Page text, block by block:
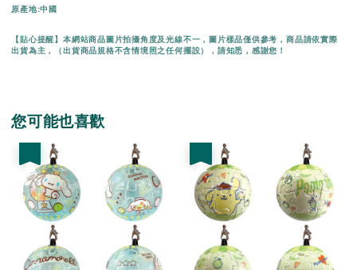
原產地:中國
【貼心提醒】本網站商品圖片拍攝角度及光線不一，圖片樣品僅供參考，商品請依實際
出貨為主，（出貨商品規格不含情境照之任何擺設），請知悉，感謝您！
您可能也喜歡